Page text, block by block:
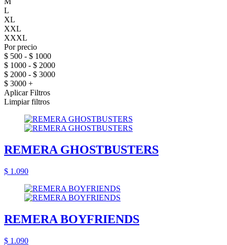
L
XL
XXL
XXXL
Por precio
$ 500 - $ 1000
$ 1000 - $ 2000
$ 2000 - $ 3000
$ 3000 +
Aplicar Filtros
Limpiar filtros
REMERA GHOSTBUSTERS
$ 1.090
REMERA BOYFRIENDS
$ 1.090